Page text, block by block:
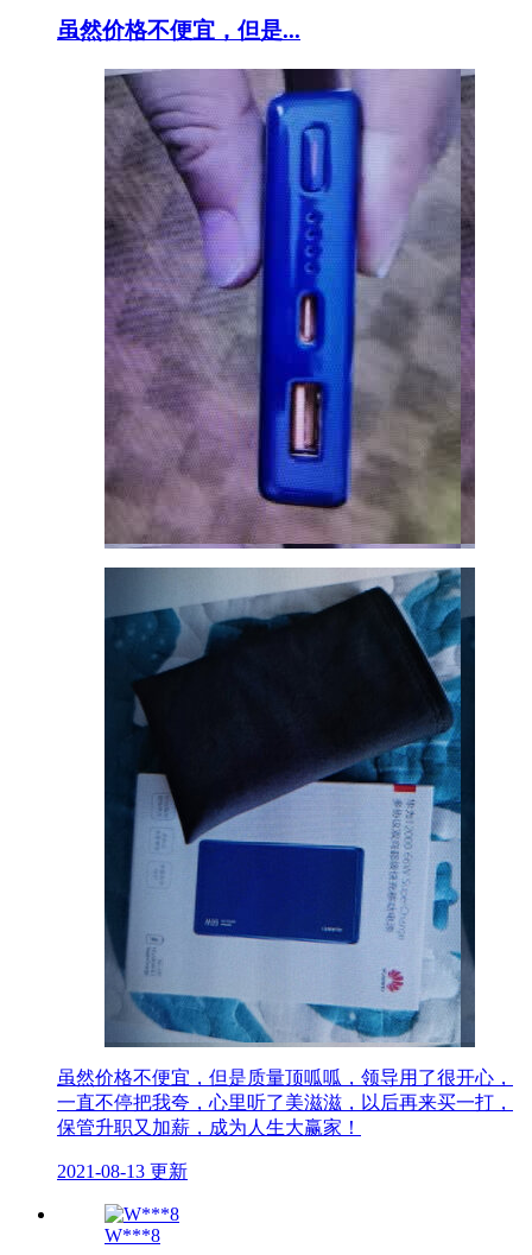
虽然价格不便宜，但是...
虽然价格不便宜，但是质量顶呱呱，领导用了很开心，
一直不停把我夸，心里听了美滋滋，以后再来买一打，
保管升职又加薪，成为人生大赢家！
2021-08-13 更新
W***8